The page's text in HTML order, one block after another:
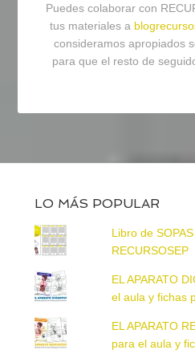
Puedes colaborar con
tus materiales a
consideramos apropiados
para que el resto de
LO MÁS POPULAR
Libro de
RECURSOSEP
EL APARATO
el aula y fichas
EL APARATO
para el aula y